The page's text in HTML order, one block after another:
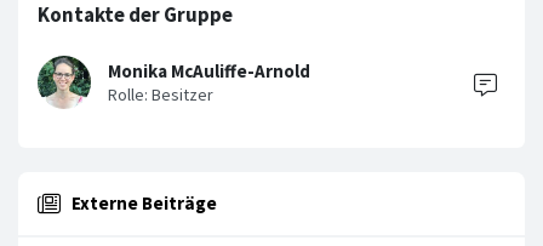
Kontakte der Gruppe
Monika McAuliffe-Arnold
Externe Beiträge